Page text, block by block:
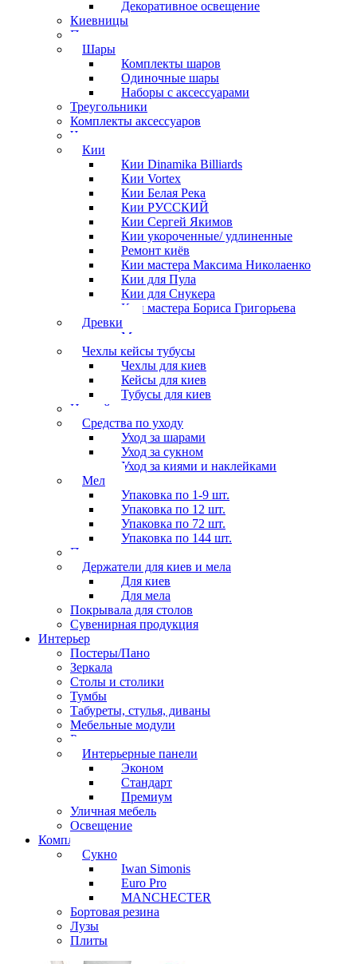
Декоративное освещение
Киевницы
Полочки
Шары
Комплекты шаров
Одиночные шары
Наборы с аксессуарами
Треугольники
Комплекты аксессуаров
Часы
Кии
Кии Dinamika Billiards
Кии Vortex
Кии Белая Река
Кии РУССКИЙ
Кии Сергей Якимов
Кии укороченные/ удлиненные
Ремонт киёв
Кии мастера Максима Николаенко
Кии для Пула
Кии для Снукера
Кии мастера Бориса Григорьева
Древки
Мосты для киев
Чехлы кейсы тубусы
Чехлы для киев
Кейсы для киев
Тубусы для киев
Наклейки
Средства по уходу
Уход за шарами
Уход за сукном
Уход за киями и наклейками
Мел
Упаковка по 1-9 шт.
Упаковка по 12 шт.
Упаковка по 72 шт.
Упаковка по 144 шт.
Перчатки
Держатели для киев и мела
Для киев
Для мела
Покрывала для столов
Сувенирная продукция
Интерьер
Постеры/Пано
Зеркала
Столы и столики
Тумбы
Табуреты, стулья, диваны
Мебельные модули
Рамы под картины
Интерьерные панели
Эконом
Стандарт
Премиум
Уличная мебель
Освещение
Комплектующие
Сукно
Iwan Simonis
Euro Pro
MANCHECTER
Бортовая резина
Лузы
Плиты